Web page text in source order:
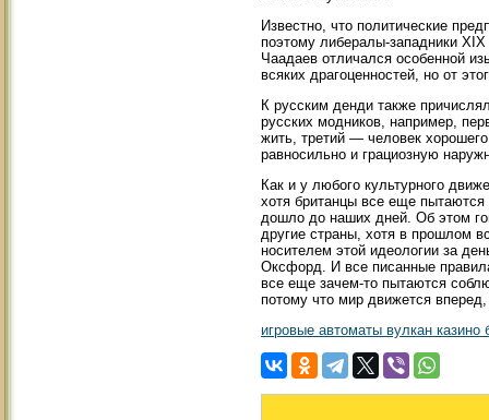
Известно, что политические
поэтому либералы-западники
Чаадаев отличался особенной
всяких драгоценностей, но от
К русским денди также
русских модников, например,
жить, третий — человек
равносильно и грациозную
Как и у любого культурного
хотя британцы все еще
дошло до наших дней. Об этом
другие страны, хотя в прошлом
носителем этой идеологии за
Оксфорд. И все писанные
все еще зачем-то пытаются
потому что мир движется
игровые автоматы вулкан казино